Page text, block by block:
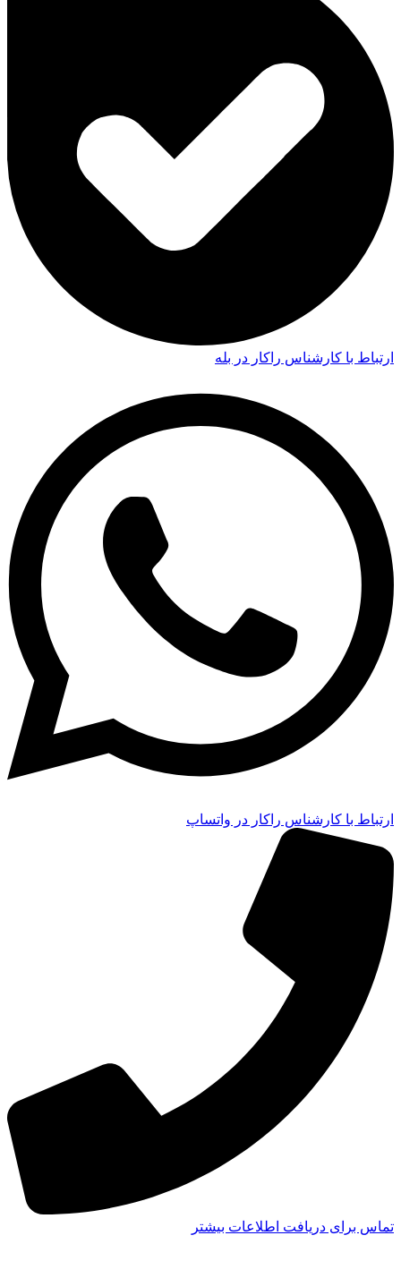
ارتباط با کارشناس راکار در بله
ارتباط با کارشناس راکار در واتساپ
تماس برای دریافت اطلاعات بیشتر